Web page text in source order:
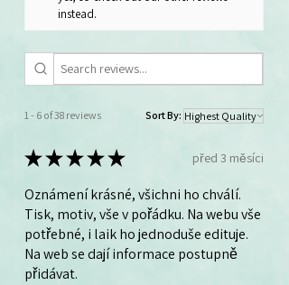
instead.
1 - 6 of 38 reviews Sort By:
★★★★★ před 3 měsíci
Oznámení krásné, všichni ho chválí.
Tisk, motiv, vše v pořádku. Na webu vše
potřebné, i laik ho jednoduše edituje.
Na web se dají informace postupně
přidávat.